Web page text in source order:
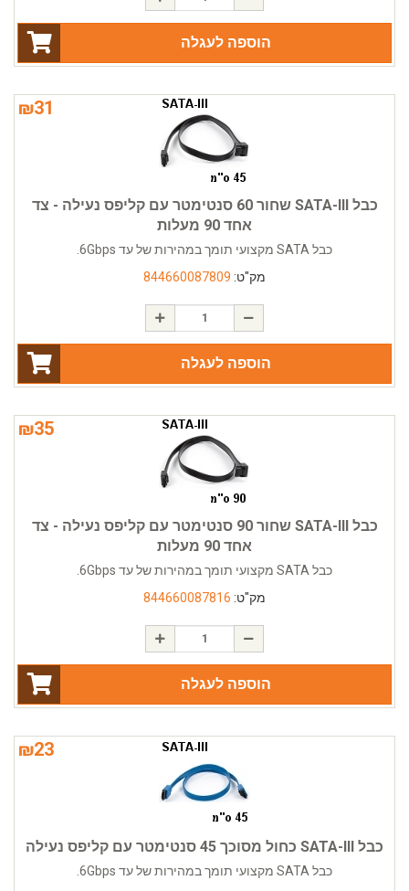
הוספה לעגלה
₪31
כבל SATA-III שחור 60 סנטימטר עם קליפס נעילה - צד
אחד 90 מעלות
כבל SATA מקצועי תומך במהירות של עד 6Gbps.
מק"ט: 844660087809
הוספה לעגלה
₪35
כבל SATA-III שחור 90 סנטימטר עם קליפס נעילה - צד
אחד 90 מעלות
כבל SATA מקצועי תומך במהירות של עד 6Gbps.
מק"ט: 844660087816
הוספה לעגלה
₪23
כבל SATA-III כחול מסוכך 45 סנטימטר עם קליפס נעילה
כבל SATA מקצועי תומך במהירות של עד 6Gbps.